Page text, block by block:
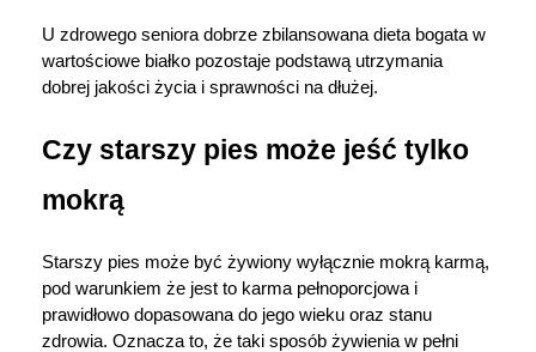
U zdrowego seniora dobrze zbilansowana dieta bogata w
wartościowe białko pozostaje podstawą utrzymania
dobrej jakości życia i sprawności na dłużej.
Czy starszy pies może jeść tylko
mokrą
Starszy pies może być żywiony wyłącznie mokrą karmą,
pod warunkiem że jest to karma pełnoporcjowa i
prawidłowo dopasowana do jego wieku oraz stanu
zdrowia. Oznacza to, że taki sposób żywienia w pełni